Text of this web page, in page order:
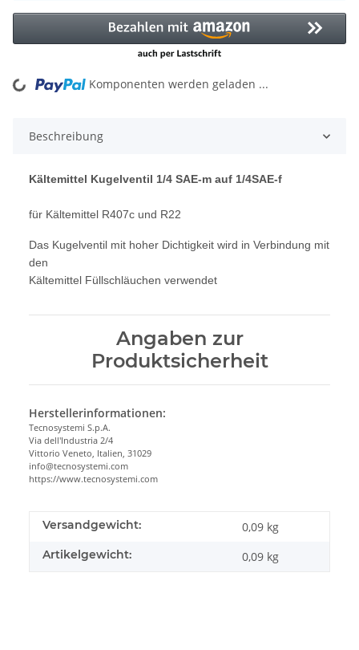
Loading... Komponenten werden geladen ...
Beschreibung
Kältemittel Kugelventil 1/4 SAE-m auf 1/4SAE-f
für Kältemittel R407c und R22
Das Kugelventil mit hoher Dichtigkeit wird in Verbindung mit
den
Kältemittel Füllschläuchen verwendet
Angaben zur
Produktsicherheit
Herstellerinformationen:
Tecnosystemi S.p.A.
Via dell'Industria 2/4
Vittorio Veneto, Italien, 31029
info@tecnosystemi.com
https://www.tecnosystemi.com
Versandgewicht: 0,09 kg
Artikelgewicht: 0,09 kg